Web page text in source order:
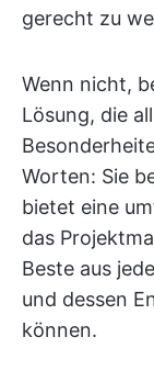
gerecht zu
Wenn nicht,
Lösung, die
Worten: Sie
bietet eine
das
Beste aus
und dessen
können.